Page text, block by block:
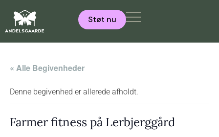
Støt nu
« Alle Begivenheder
Denne begivenhed er allerede afholdt.
Farmer fitness på Lerbjerggård